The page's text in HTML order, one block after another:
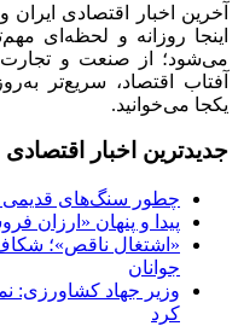
آخرین اخبار اقتصادی ایران
اینجا روزانه و لحظه‌ای
می‌شود؛ از صنعت و تجارت
آفتاب اقتصاد، سریع‌تر
یکجا می‌خوانید.
جدیدترین اخبار اقتصادی
چطور سنگ‌های قدیمی
پیدا و پنهان «ارزان
«اشتغال ناقص»؛
جوانان
وزیر جهاد کشاورزی:
کرد